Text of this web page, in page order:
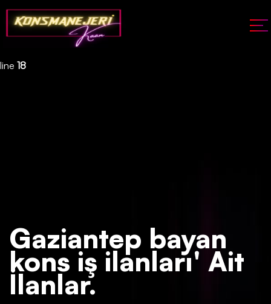
Deprecated: json_decode(): Passing null to parameter #1 ($json)
of type string is deprecated in
/home/konsmenajericom/public_html/api/kontrol/etiket.php
line 18
Gaziantep bayan
kons iş ilanları' Ait
İlanlar.